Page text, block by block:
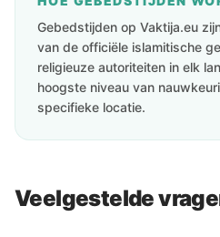
Gebedstijden op Vaktija.eu
van de officiële islamitische
religieuze autoriteiten in elk
hoogste niveau van
specifieke locatie.
Veelgestelde